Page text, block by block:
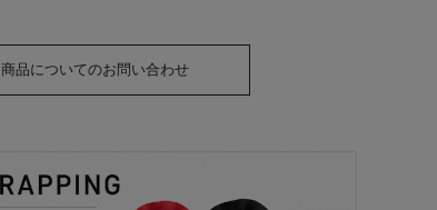
商品についてのお問い合わせ